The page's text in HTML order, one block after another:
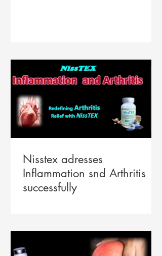
Nisstex adresses
Inflammation snd Arthritis
successfully